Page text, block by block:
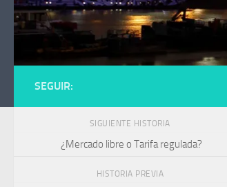
SEGUIR:
SIGUIENTE HISTORIA
¿Mercado libre o Tarifa regulada?
HISTORIA PREVIA